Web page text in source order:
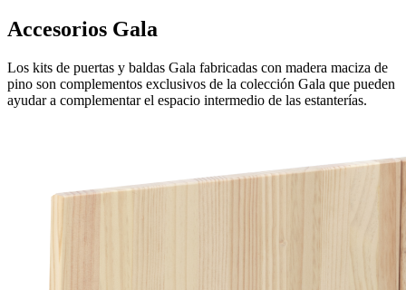
Accesorios Gala
Los kits de puertas y baldas Gala fabricadas con madera maciza de
pino son complementos exclusivos de la colección Gala que pueden
ayudar a complementar el espacio intermedio de las estanterías.